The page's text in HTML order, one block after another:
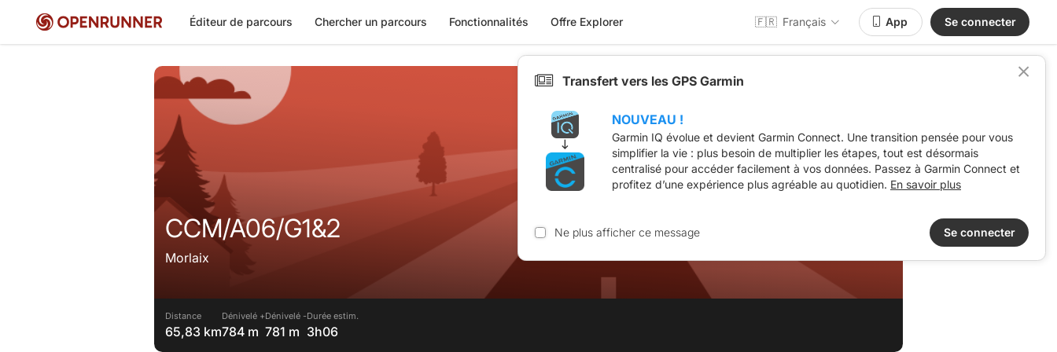
Éditeur de parcours Chercher un parcours Fonctionnalités Offre Explorer 🇫🇷 Français App Se connecter
CCM/A06/G1&2
Morlaix
Distance
65,83 km
Dénivelé +
784 m
Dénivelé -
781 m
Durée estim.
3h06
Transfert vers les GPS Garmin
NOUVEAU !
Garmin IQ évolue et devient Garmin Connect. Une transition pensée pour vous
simplifier la vie : plus besoin de multiplier les étapes, tout est désormais
centralisé pour accéder facilement à vos données. Passez à Garmin Connect et
profitez d’une expérience plus agréable au quotidien. En savoir plus
Ne plus afficher ce message Se connecter